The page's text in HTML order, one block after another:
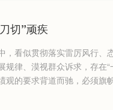
切”顽疾
，看似贯彻落实雷厉风行、
规律、漠视群众诉求，存在“
观的要求背道而驰，必须旗